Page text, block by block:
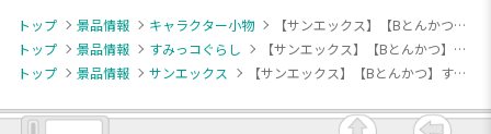
トップ 景品情報 キャラクター小物
【サンエックス】【Bとんかつ】すみっコぐらし すみっコパンきょうしつ 食パンちびマスコット
トップ
景品情報 すみっコぐらし
【サンエックス】【Bとんかつ】すみっコぐらし すみっコパンきょうしつ 食パンちびマスコット
トップ
景品情報 サンエックス 【サンエックス】【Bとんかつ】すみっコぐらし すみっコパンきょうしつ 食パンちびマスコット